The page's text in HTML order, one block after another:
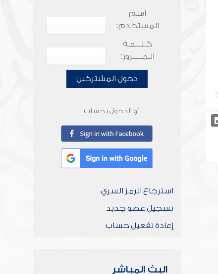
اسم
المستخدم:
كـلـــمـة
الـمـــــرور:
دخول المشتركين
أو الدخول بحساب
استرجاع الرمز السري
تسجيل عضو جديد
إعادة تفعيل حساب
البث المباشر